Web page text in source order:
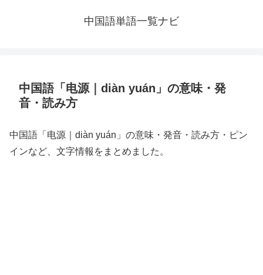
中国語単語一覧ナビ
中国語「电源｜diàn yuán」の意味・発
音・読み方
中国語「电源｜diàn yuán」の意味・発音・読み方・ピン
インなど、文字情報をまとめました。